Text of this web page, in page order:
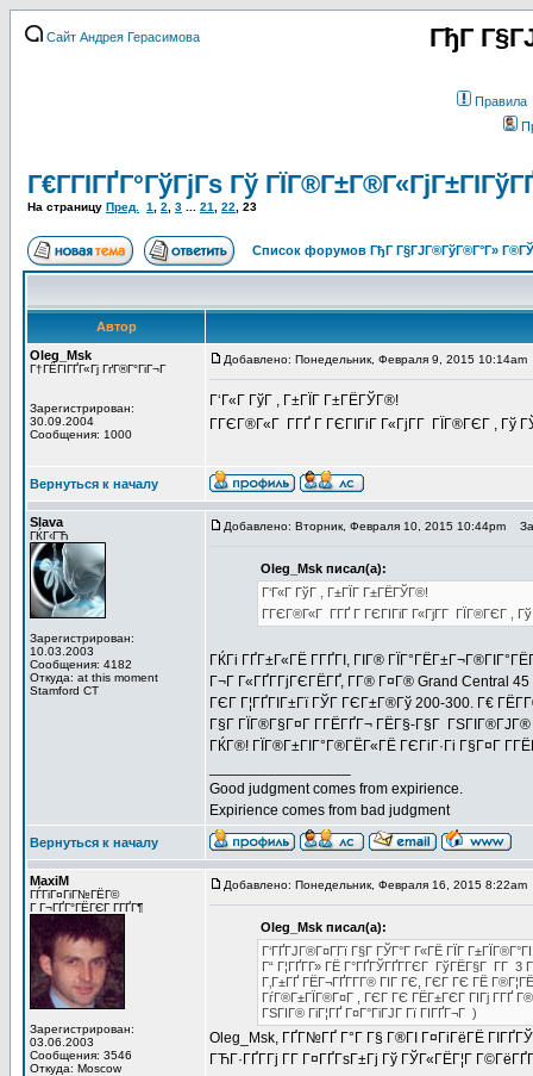
Сайт Андрея Герасимова ГђГ
Правила
Г€Г­ГІГҐГ°ГўГјГѕ Гў
На страницу Пред. 1 2 3 21 22 23
Список форумов ГђГ Г§ГЈГ®ГўГ®Г°Г»
Автор
Oleg_Msk
Г†ГЁГІГҐГ«Гј ГґГ®Г°ГіГ¬Г
Зарегистрирован:
30.09.2004
Сообщения: 1000
Добавлено: Понедельник, Февраля 9, 2015 10:14am
Г‘Г«Г ГўГ , Г±ГЇГ Г±ГЁГЎГ®!
ГГЄГ®Г«Г Г­ГҐ Г ГЄГІГіГ Г«ГјГ­Г ГЇГ®ГЄГ ,
Вернуться к началу
Slava
ГЌГ‹ГЋ
Зарегистрирован:
10.03.2003
Сообщения: 4182
Откуда: at this moment
Stamford CT
Добавлено: Вторник, Февраля 10, 2015 10:44pm
Oleg_Msk писал(а):
Г‘Г«Г ГўГ , Г±ГЇГ Г±ГЁГЎГ®!
ГГЄГ®Г«Г Г­ГҐ Г ГЄГІГіГ Г«ГјГ­Г ГЇГ®ГЄГ ,
ГЌГі ГҐГ±Г«ГЁ Г­ГҐГІ, ГІГ®
Г¬Г Г«ГҐГ­ГјГЄГЁГҐ, Г­Г® Г¤Г® Grand Central 45
ГЄГ Г¦ГҐГІГ±Гї ГЎГ ГЄГ±Г®Гў 200-300. Г€
Г§Г ГЇГ®Г§Г¤Г Г­ГЁГҐГ¬ ГЁГ§-Г§Г
ГЌГ®! ГЇГ®Г±ГІГ°Г®ГЁГ«ГЁ ГЄГіГ·Гі Г§Г¤Г
Good judgment comes from expirience.
Expirience comes from bad judgment
Вернуться к началу
MaxiM
ГЃГіГ¤ГіГ№ГЁГ©
Г Г¬ГҐГ°ГЁГЄГ Г­ГҐГ¶
Зарегистрирован:
03.06.2003
Сообщения: 3546
Откуда: Moscow
Добавлено: Понедельник, Февраля 16, 2015 8:22am
Oleg_Msk писал(а):
Г‘ГҐГЈГ®Г¤Г­Гї Г§Г ГЎГ°Г Г«ГЁ ГЇГ
Г“ Г¦ГҐГ­Г» ГЁ Г°ГҐГЎГҐГ­ГЄГ ГўГЁГ§Г Г­Г 3
Г‚Г±ГҐ ГЁГ¬ГҐГ­Г­Г® ГІГ ГЄ, ГЄГ ГЄ ГЁ
ГѓГ®Г±ГЇГ®Г¤Г , ГЄГ ГЄ ГЁГ±ГЄГ ГІГј Г­ГҐ
ГЅГІГ® ГіГ¦ГҐ Г¤Г°ГіГЈГ Гї ГІГҐГ¬Г )
Oleg_Msk, ГҐГ№ГҐ Г°Г Г§ Г®ГІ Г¤ГіГёГЁ
ГЋГ·ГҐГ­Гј Г­Г Г¤ГҐГѕГ±Гј Гў ГЎГ«ГЁГ¦Г